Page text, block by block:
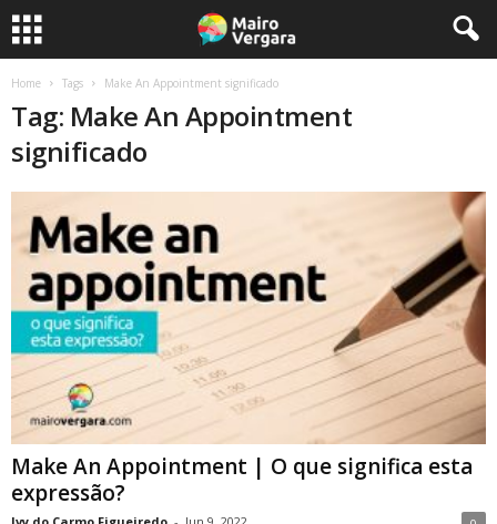
Home Tags Make An Appointment significado
Tag: Make An Appointment
significado
Make An Appointment | O que significa esta
expressão?